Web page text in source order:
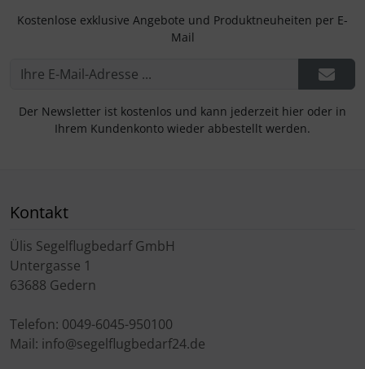
Kostenlose exklusive Angebote und Produktneuheiten per E-
Mail
Der Newsletter ist kostenlos und kann jederzeit hier oder in
Ihrem Kundenkonto wieder abbestellt werden.
Kontakt
Ülis Segelflugbedarf GmbH
Untergasse 1
63688 Gedern
Telefon: 0049-6045-950100
Mail: info@segelflugbedarf24.de